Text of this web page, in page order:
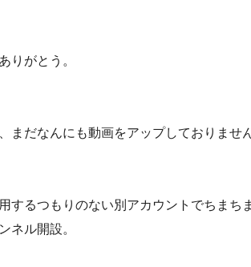
りがとう。
まだなんにも動画をアップしておりません
するつもりのない別アカウントでちま
ネル開設。